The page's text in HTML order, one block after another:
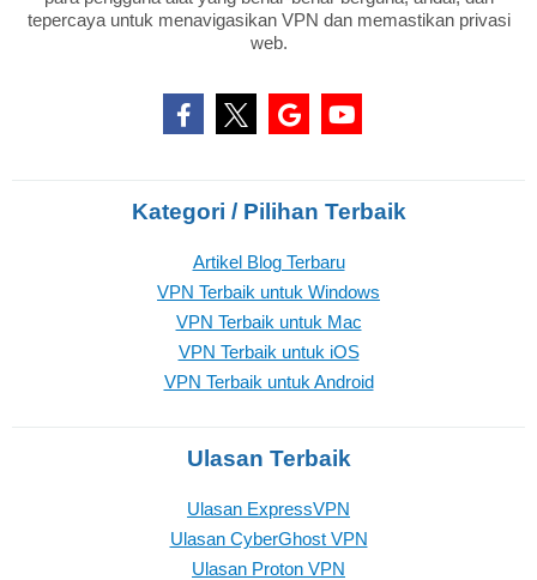
tepercaya untuk menavigasikan VPN dan memastikan privasi
web.
Kategori / Pilihan Terbaik
Artikel Blog Terbaru
VPN Terbaik untuk Windows
VPN Terbaik untuk Mac
VPN Terbaik untuk iOS
VPN Terbaik untuk Android
Ulasan Terbaik
Ulasan ExpressVPN
Ulasan CyberGhost VPN
Ulasan Proton VPN